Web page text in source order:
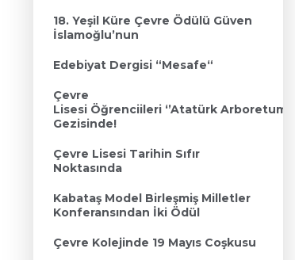
18. Yeşil Küre Çevre Ödülü Güven
İslamoğlu’nun
Edebiyat Dergisi “Mesafe“
Çevre
Lisesi Öğrenciileri ‘’Atatürk Arboretumu’’
Gezisinde!
Çevre Lisesi Tarihin Sıfır
Noktasında
Kabataş Model Birleşmiş Milletler
Konferansından İki Ödül
Çevre Kolejinde 19 Mayıs Coşkusu